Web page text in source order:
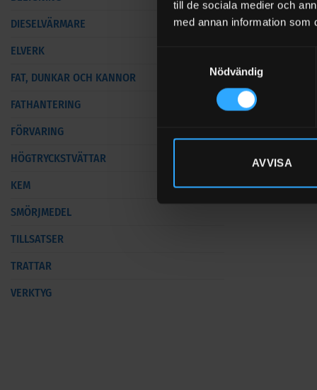
till de sociala medier och
med annan information som
Nödvändig
AVVISA
DIESELVÄRMARE
ELVERK
FAT, DUNKAR OCH KANNOR
FATHANTERING
FÖRVARING
HÖGTRYCKSTVÄTTAR
KEM
SMÖRJMEDEL
TILLSATSER
TRATTAR
VERKTYG
För bästa
📌Läs mer:
[Så väljer du